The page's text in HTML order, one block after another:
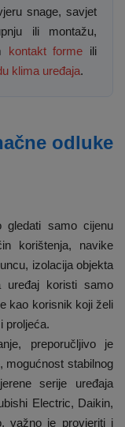
snage, savjet
ili montažu,
kontakt forme ili
klima uređaja.
odluke
gledati samo cijenu
korištenja, navike
izolacija objekta
uređaj koristi samo
kao korisnik koji želi
proljeća.
preporučljivo je
mogućnost stabilnog
serije uređaja
Electric, Daikin,
važno je provjeriti i